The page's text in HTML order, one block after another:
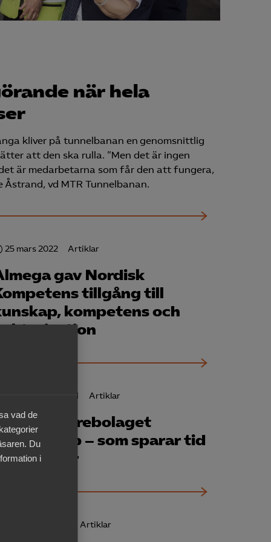
vad de
Du
i
när hela
kliver på tunnelbanan en genomsnittlig
att den ska rulla. ”Men det är ingen
är medarbetarna som får den att fungera,
Åstrand, vd MTR Tunnelbanan.
25 mars 2022 Artiklar
gav Nordisk
tillgång till
kompetens och
24 november 2021 Artiklar
får Stahrebolaget
– som sparar tid
pengar
Artiklar